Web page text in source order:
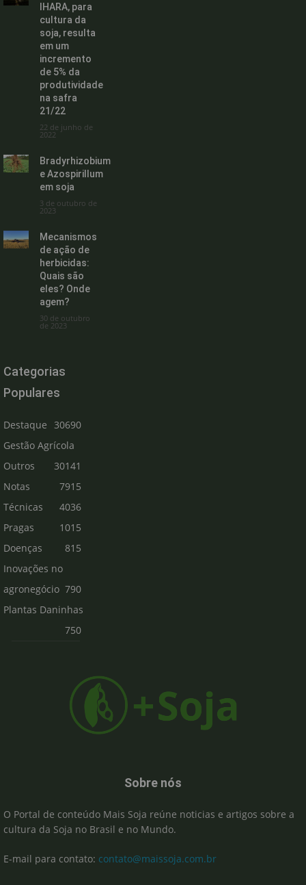
IHARA, para
cultura da
soja, resulta
em um
incremento
de 5% da
produtividade
na safra
21/22
22 de junho de
2022
Bradyrhizobium
e Azospirillum
em soja
3 de outubro de
2023
Mecanismos
de ação de
herbicidas:
Quais são
eles? Onde
agem?
30 de outubro
de 2023
Categorias
Populares
Destaque
30690
Gestão Agrícola
30141
Outros
7915
Notas
Técnicas
4036
Pragas
1015
Doenças
815
Inovações no
agronegócio 790
Plantas Daninhas
750
Sobre nós
O Portal de conteúdo Mais Soja reúne noticias e artigos sobre a
cultura da Soja no Brasil e no Mundo.
E-mail para contato: contato@maissoja.com.br